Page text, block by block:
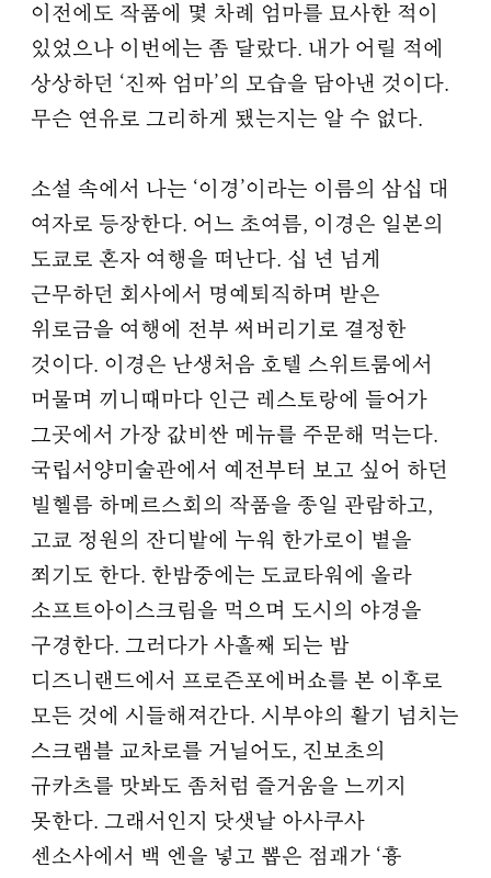
이전에도 작품에 몇 차례 엄마를 묘사한 적이
있었으나 이번에는 좀 달랐다. 내가 어릴 적에
상상하던 ‘진짜 엄마’의 모습을 담아낸 것이다.
무슨 연유로 그리하게 됐는지는 알 수 없다.
소설 속에서 나는 ‘이경’이라는 이름의 삼십 대
여자로 등장한다. 어느 초여름, 이경은 일본의
도쿄로 혼자 여행을 떠난다. 십 년 넘게
근무하던 회사에서 명예퇴직하며 받은
위로금을 여행에 전부 써버리기로 결정한
것이다. 이경은 난생처음 호텔 스위트룸에서
머물며 끼니때마다 인근 레스토랑에 들어가
그곳에서 가장 값비싼 메뉴를 주문해 먹는다.
국립서양미술관에서 예전부터 보고 싶어 하던
빌헬름 하메르스회의 작품을 종일 관람하고,
고쿄 정원의 잔디밭에 누워 한가로이 볕을
쬐기도 한다. 한밤중에는 도쿄타워에 올라
소프트아이스크림을 먹으며 도시의 야경을
구경한다. 그러다가 사흘째 되는 밤
디즈니랜드에서 프로즌포에버쇼를 본 이후로
모든 것에 시들해져간다. 시부야의 활기 넘치는
스크램블 교차로를 거닐어도, 진보초의
규카츠를 맛봐도 좀처럼 즐거움을 느끼지
못한다. 그래서인지 닷샛날 아사쿠사
센소사에서 백 엔을 넣고 뽑은 점괘가 ‘흉